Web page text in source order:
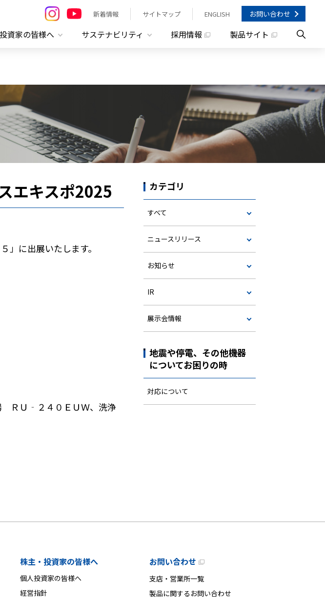
新着情報 サイトマップ ENGLISH お問い合わせ
資家の皆様へ サステナビリティ 採用情報 製品サイト
エキスポ2025
に出展いたします。
ＲＵ‐２４０ＥＵＷ、洗浄
カテゴリ
すべて
ニュースリリース
お知らせ
IR
展示会情報
地震や停電、その他機器
についてお困りの時
対応について
株主・投資家の皆様へ
個人投資家の皆様へ
経営指針
お問い合わせ
支店・営業所一覧
製品に関するお問い合わせ